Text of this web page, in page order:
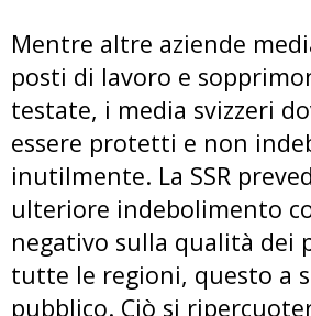
Mentre altre aziende
posti di lavoro e
testate, i media svizzeri
essere protetti e non
inutilmente. La SSR
ulteriore indebolimento
negativo sulla qualità dei
tutte le regioni, questo a
pubblico. Ciò si